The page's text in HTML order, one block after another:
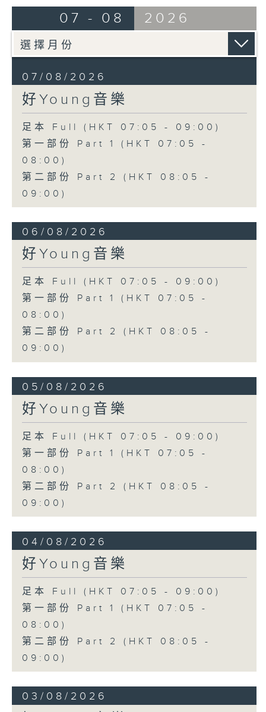
07 - 08 2026
07/08/2026
好Young音樂
足本 Full (HKT 07:05 - 09:00)
第一部份 Part 1 (HKT 07:05 -
08:00)
第二部份 Part 2 (HKT 08:05 -
09:00)
06/08/2026
好Young音樂
足本 Full (HKT 07:05 - 09:00)
第一部份 Part 1 (HKT 07:05 -
08:00)
第二部份 Part 2 (HKT 08:05 -
09:00)
05/08/2026
好Young音樂
足本 Full (HKT 07:05 - 09:00)
第一部份 Part 1 (HKT 07:05 -
08:00)
第二部份 Part 2 (HKT 08:05 -
09:00)
04/08/2026
好Young音樂
足本 Full (HKT 07:05 - 09:00)
第一部份 Part 1 (HKT 07:05 -
08:00)
第二部份 Part 2 (HKT 08:05 -
09:00)
03/08/2026